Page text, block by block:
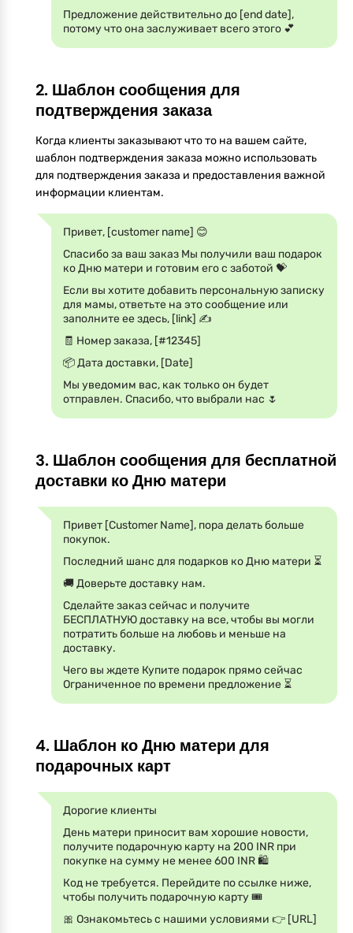
Предложение действительно до [end date],
потому что она заслуживает всего этого 💕
2. Шаблон сообщения для
подтверждения заказа
Когда клиенты заказывают что то на вашем сайте,
шаблон подтверждения заказа можно использовать
для подтверждения заказа и предоставления важной
информации клиентам.
Привет, [customer name] 😊
Спасибо за ваш заказ Мы получили ваш подарок
ко Дню матери и готовим его с заботой 💝
Если вы хотите добавить персональную записку
для мамы, ответьте на это сообщение или
заполните ее здесь, [link] ✍️
🧾 Номер заказа, [#12345]
📦 Дата доставки, [Date]
Мы уведомим вас, как только он будет
отправлен. Спасибо, что выбрали нас 🌷
3. Шаблон сообщения для бесплатной
доставки ко Дню матери
Привет [Customer Name], пора делать больше
покупок.
Последний шанс для подарков ко Дню матери ⏳
🚚 Доверьте доставку нам.
Сделайте заказ сейчас и получите
БЕСПЛАТНУЮ доставку на все, чтобы вы могли
потратить больше на любовь и меньше на
доставку.
Чего вы ждете Купите подарок прямо сейчас
Ограниченное по времени предложение ⏳
4. Шаблон ко Дню матери для
подарочных карт
Дорогие клиенты
День матери приносит вам хорошие новости,
получите подарочную карту на 200 INR при
покупке на сумму не менее 600 INR 🛍️
Код не требуется. Перейдите по ссылке ниже,
чтобы получить подарочную карту 🎟️
🎀 Ознакомьтесь с нашими условиями 👉 [URL]